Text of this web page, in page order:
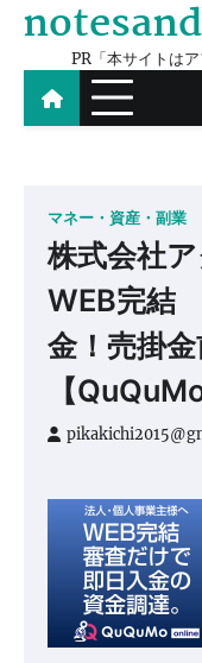
Skip
contentPR「本サイトは
マネー・資産・副業
株式会社
WEB完結
金！売掛
【